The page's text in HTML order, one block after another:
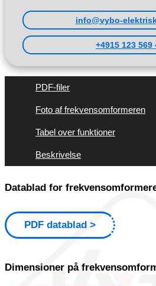
info@vybo-
+4915 123 569
PDF-filer
Foto af frekvensomformeren
Tabel over funktioner
Beskrivelse
Datablad for
PDF datablad
Dimensioner på